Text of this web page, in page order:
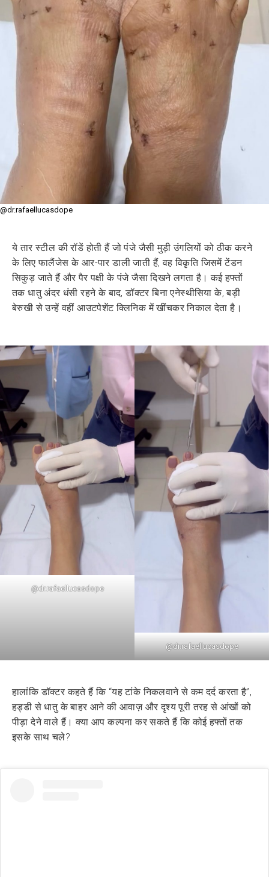
@dr.rafaellucasdope
ये तार स्टील की रॉडें होती हैं जो पंजे जैसी मुड़ी उंगलियों को ठीक करने
के लिए फालैंजेस के आर-पार डाली जाती हैं, वह विकृति जिसमें टेंडन
सिकुड़ जाते हैं और पैर पक्षी के पंजे जैसा दिखने लगता है। कई हफ्तों
तक धातु अंदर धंसी रहने के बाद, डॉक्टर बिना एनेस्थीसिया के, बड़ी
बेरुखी से उन्हें वहीं आउटपेशेंट क्लिनिक में खींचकर निकाल देता है।
@dr.rafaellucasdope
@dr.rafaellucasdope
हालांकि डॉक्टर कहते हैं कि “यह टांके निकलवाने से कम दर्द करता है”,
हड्डी से धातु के बाहर आने की आवाज़ और दृश्य पूरी तरह से आंखों को
पीड़ा देने वाले हैं। क्या आप कल्पना कर सकते हैं कि कोई हफ्तों तक
इसके साथ चले?